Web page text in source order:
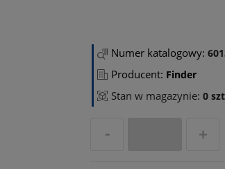
Numer katalogowy:
Producent: Finder
Stan w magazynie: 0